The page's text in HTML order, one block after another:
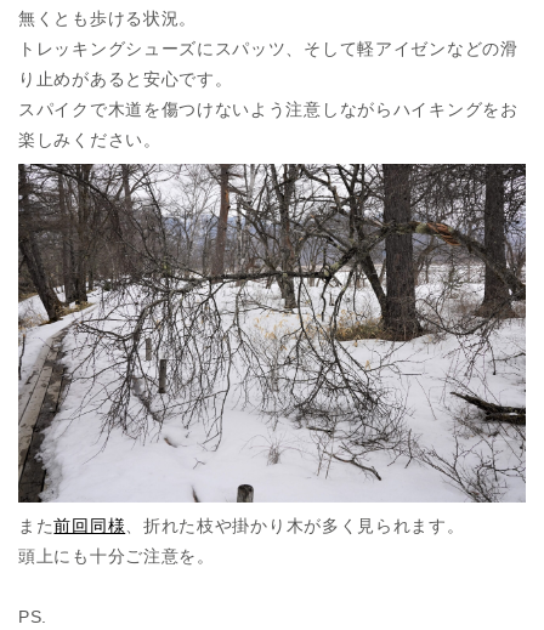
無くとも歩ける状況。
トレッキングシューズにスパッツ、そして軽アイゼンなどの滑
り止めがあると安心です。
スパイクで木道を傷つけないよう注意しながらハイキングをお
楽しみください。
また前回同様 、折れた枝や掛かり木が多く見られます。
頭上にも十分ご注意を。
PS.